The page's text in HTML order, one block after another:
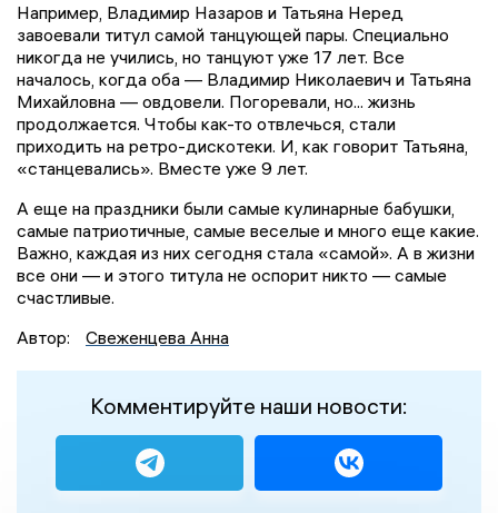
Например, Владимир Назаров и Татьяна Неред
завоевали титул самой танцующей пары. Специально
никогда не учились, но танцуют уже 17 лет. Все
началось, когда оба — Владимир Николаевич и Татьяна
Михайловна — овдовели. Погоревали, но... жизнь
продолжается. Чтобы как-то отвлечься, стали
приходить на ретро-дискотеки. И, как говорит Татьяна,
«станцевались». Вместе уже 9 лет.
А еще на праздники были самые кулинарные бабушки,
самые патриотичные, самые веселые и много еще какие.
Важно, каждая из них сегодня стала «самой». А в жизни
все они — и этого титула не оспорит никто — самые
счастливые.
Автор:
Свеженцева Анна
Комментируйте наши новости: